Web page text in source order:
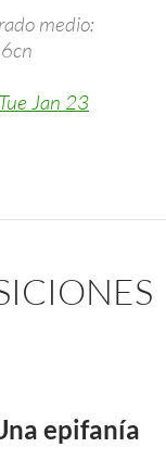
medio:
Tue Jan 23
epifanía